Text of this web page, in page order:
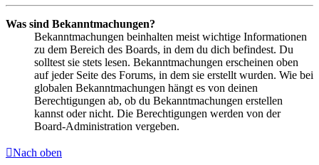
Was sind Bekanntmachungen?
Bekanntmachungen beinhalten meist wichtige Informationen
zu dem Bereich des Boards, in dem du dich befindest. Du
solltest sie stets lesen. Bekanntmachungen erscheinen oben
auf jeder Seite des Forums, in dem sie erstellt wurden. Wie bei
globalen Bekanntmachungen hängt es von deinen
Berechtigungen ab, ob du Bekanntmachungen erstellen
kannst oder nicht. Die Berechtigungen werden von der
Board-Administration vergeben.
Nach oben